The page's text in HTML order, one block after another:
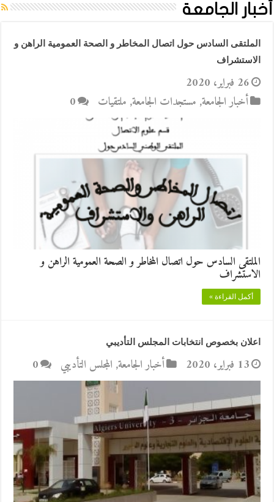
أخبار الجامعة
الملتقى السادس حول اتصال المخاطر و الصحة العمومية الراهن و
الاستشراف
26 فبراير، 2020
أخبار الجامعة, مستجدات الجامعة, ملتقيات 0
الملتقى السادس حول اتصال المخاطر و الصحة العمومية الراهن و
الاستشراف
أكمل القراءة »
اعلان بخصوص انتخابات المجلس التأديبي
13 فبراير، 2020 أخبار الجامعة, المجلس التأديبي 0